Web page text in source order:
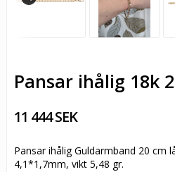
Pansar ihålig 18k
11 444 SEK
Pansar ihålig Guldarmband 20 cm
4,1*1,7mm, vikt 5,48 gr.